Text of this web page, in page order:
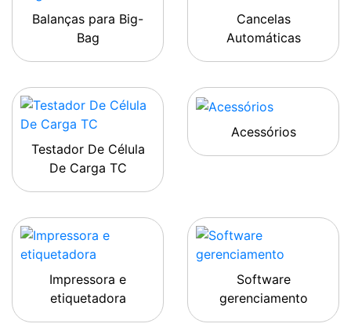
Balanças para Big-
Bag
Cancelas
Automáticas
Testador De Célula
De Carga TC
Acessórios
Impressora e
etiquetadora
Software
gerenciamento